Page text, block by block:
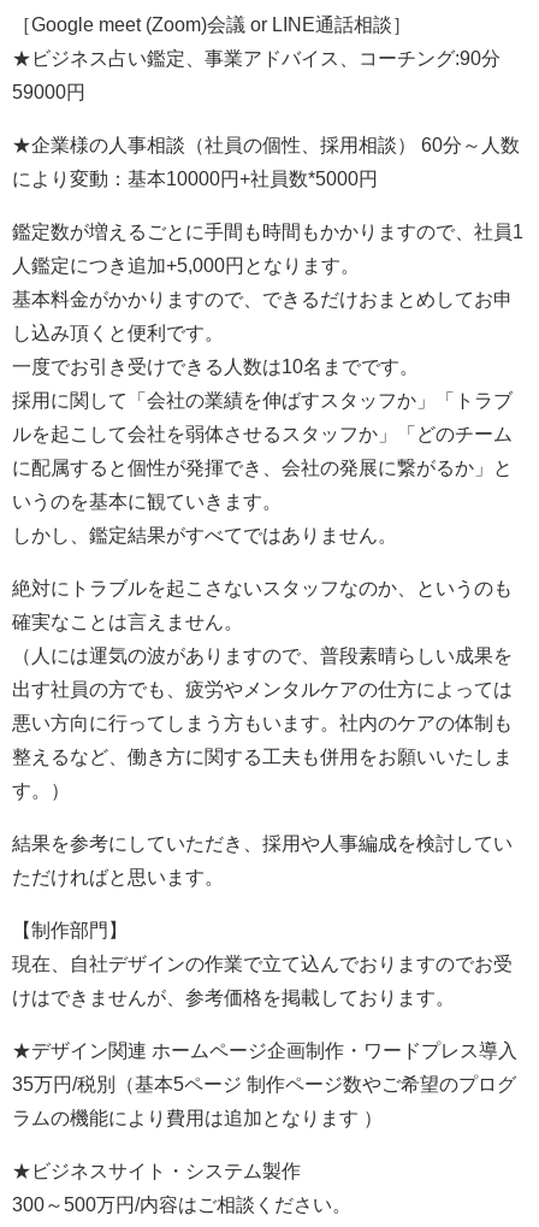
［Google meet (Zoom)会議 or LINE通話相談］
★ビジネス占い鑑定、事業アドバイス、コーチング:90分
59000円
★企業様の人事相談（社員の個性、採用相談） 60分～人数
により変動：基本10000円+社員数*5000円
鑑定数が増えるごとに手間も時間もかかりますので、社員1
人鑑定につき追加+5,000円となります。
基本料金がかかりますので、できるだけおまとめしてお申
し込み頂くと便利です。
一度でお引き受けできる人数は10名までです。
採用に関して「会社の業績を伸ばすスタッフか」「トラブ
ルを起こして会社を弱体させるスタッフか」「どのチーム
に配属すると個性が発揮でき、会社の発展に繋がるか」と
いうのを基本に観ていきます。
しかし、鑑定結果がすべてではありません。
絶対にトラブルを起こさないスタッフなのか、というのも
確実なことは言えません。
（人には運気の波がありますので、普段素晴らしい成果を
出す社員の方でも、疲労やメンタルケアの仕方によっては
悪い方向に行ってしまう方もいます。社内のケアの体制も
整えるなど、働き方に関する工夫も併用をお願いいたしま
す。）
結果を参考にしていただき、採用や人事編成を検討してい
ただければと思います。
【制作部門】
現在、自社デザインの作業で立て込んでおりますのでお受
けはできませんが、参考価格を掲載しております。
★デザイン関連 ホームページ企画制作・ワードプレス導入
35万円/税別（基本5ページ 制作ページ数やご希望のプログ
ラムの機能により費用は追加となります ）
★ビジネスサイト・システム製作
300～500万円/内容はご相談ください。